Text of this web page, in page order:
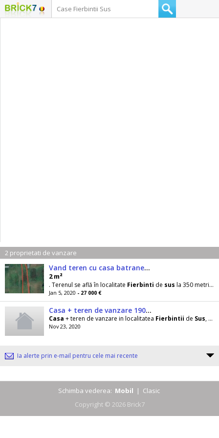
2 proprietati de vanzare
Vand teren cu casa batraneasca
2 m²
. Terenul se află în localitate Fierbinti de sus la 350 metri de Barul lui Bobita pe strada lautarilor nr
Jan 5, 2020 - 27 000 €
Casa + teren de vanzare 1900MP
Casa + teren de vanzare in localitatea Fierbintii de Sus, str.Mesteacanului, jud.Ialomita.
Nov 23, 2020
Ia alerte prin e-mail pentru cele mai recente
Schimba vederea: Mobil | Clasic
Copyright © 2026 Brick7